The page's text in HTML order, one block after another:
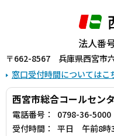
法人番
〒662-8567 兵庫県西宮市
窓口受付時間についてはこ
西宮市総合コールセン
電話番号：
0798-36-5000
受付時間：
平日 午前8時